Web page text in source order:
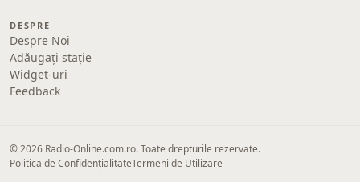
DESPRE
Despre Noi
Adăugați stație
Widget-uri
Feedback
© 2026 Radio-Online.com.ro. Toate drepturile rezervate.
Politica de ConfidențialitateTermeni de Utilizare